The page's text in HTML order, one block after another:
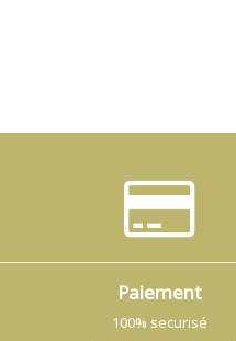
Paiement
100% securisé